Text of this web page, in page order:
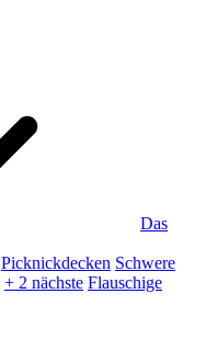
Das
Picknickdecken Schwere
+ 2 nächste Flauschige